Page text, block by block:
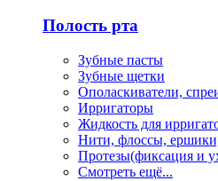
Полость рта
Зубные пасты
Зубные щетки
Ополаскиватели,
Ирригаторы
Жидкость для
Нити, флоссы,
Протезы(фиксация и
Смотреть ещё...